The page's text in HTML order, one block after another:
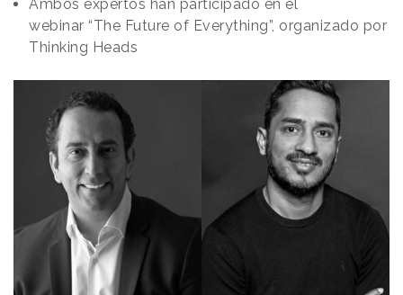
Ambos expertos han participado en el
webinar “The Future of Everything”, organizado por
Thinking Heads